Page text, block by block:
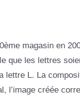
magasin en
que les lettres
lettre L. La
l’image créée